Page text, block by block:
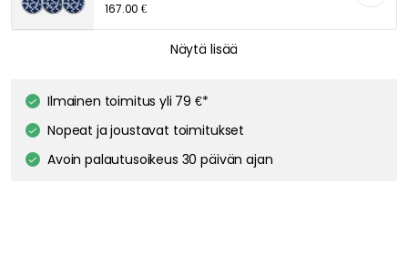
167.00 €
RÖRSTRAND
Mon Amie Kuppi
Näytä lisää
Ilmainen toimitus yli 79 €*
Nopeat ja joustavat toimitukset
Avoin palautusoikeus 30 päivän ajan